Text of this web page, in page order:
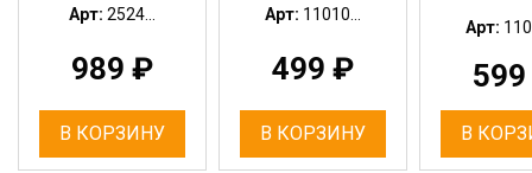
Арт: 2524...
989 ₽
В КОРЗИНУ
Арт: 11010...
499 ₽
В КОРЗИНУ
Арт:
599
В